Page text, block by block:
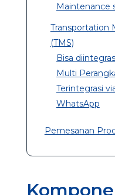
Maintenance
Transportation
(TMS)
Bisa
Multi
Terintegrasi
WhatsApp
Pemesanan